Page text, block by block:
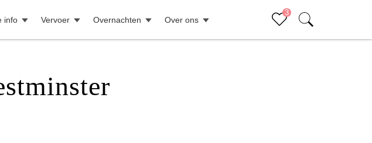
3
info Vervoer Overnachten Over ons